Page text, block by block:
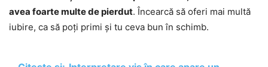
avea foarte multe de pierdut. Încearcă să oferi mai multă
iubire, ca să poți primi și tu ceva bun în schimb.